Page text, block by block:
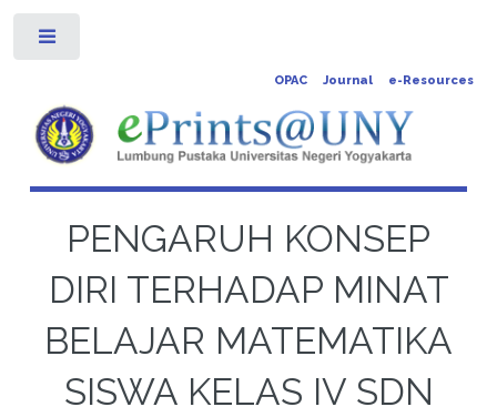
OPAC Journal e-Resources
PENGARUH KONSEP
DIRI TERHADAP MINAT
BELAJAR MATEMATIKA
SISWA KELAS IV SDN